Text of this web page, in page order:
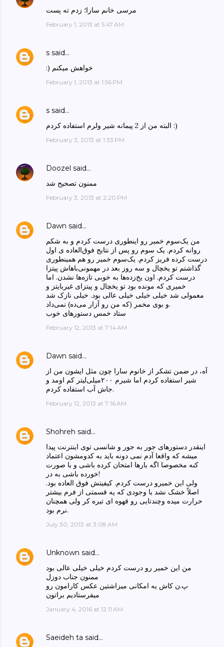
مرسی خانم سارا؛ زدم ته پست
February 1, 2013 at 5:47 AM
s said…
:) خواهش میکنم
February 1, 2013 at 1:56 PM
s said…
البته من از 2 پیمانه شیر ولرم استفاده کردم :)
February 3, 2013 at 1:33 PM
Doozel said…
ممنون تصحیح شد
February 3, 2013 at 2:20 PM
Dawn said…
من یک‌سوم خمیر رو اینطوری درست کردم و به شکم
روانه کردم. یک سوم رو پس از نتایج فوق‌العاده ی اول
درست کرده فریز کردم. یک‌سوم خمیر رو هم همینطوری
گذاشتم تو یخچال و سه روز بعد در مهمونی‌باهاش پیتزا
درست کردم. اون یخ‌زده‌ها به خوبی تازه‌ها نشدن. اما
خمیری که مونده بود تو یخچال و پیتزای غیربایتز و
معمولی شد خیلی خیلی خیلی عالی بود. خیلی نازک شد
و بوی مخمر (که من رو آزار می‌ده) نمی‌داد.
ستاد خمس دستورهای خوب
February 12, 2013 at 7:14 AM
Dawn said…
آه، در ضمن تشکر از خانوم سارا چون مثل ایشون من از
شیر استفاده کردم اما شیرم ۲۰۰میلی‌لیتر کم اومد و
جاش آب استفاده کردم.
February 12, 2013 at 7:16 AM
Shohreh said…
اینقدر دستورهای جور به جور و شانسی توی اینترنت پیدا
میشه که واقعا آدم نمی دونه باید به کدومشون اعتماد
کنه مخصوصا اگه بارها امتحان کرده باشی و با صورت
خورده باشی به در!
ولی این خمیرو درست کردم. کیفیتش فوق العاده بود.
اصلاً خشک نشد با وجودی که یه قسمتی از فرم بیشتر
حرارت میده وچندتایی رو قهوه ای تیره کر ولی همچنان
نرم بود.
July 30, 2013 at 3:08 AM
Unknown said…
من این خمیر رو درست کردم خیلی خیلی عالی بود
ممنون جناب دوزل
پ.ن کاش یه امکانی میزاشتین عکس کارامون رو
میفرستادیم براتون
January 4, 2016 at 12:11 AM
Saeideh ta said…